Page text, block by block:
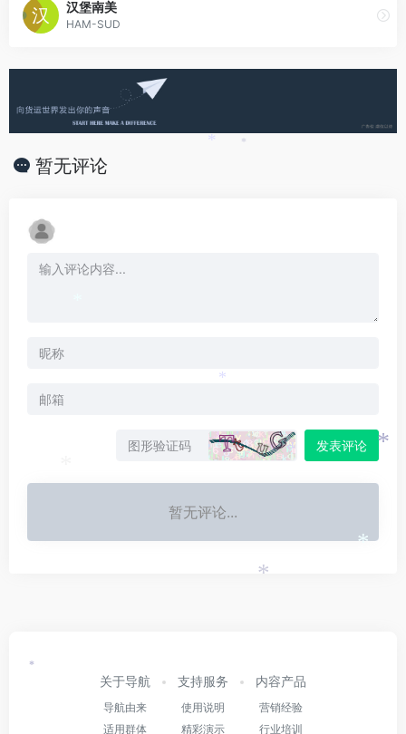
汉堡南美
HAM-SUD
暂无评论
发表评论
暂无评论...
关于导航
导航由来
适用群体
支持服务
使用说明
精彩演示
内容产品
营销经验
行业培训
*
*